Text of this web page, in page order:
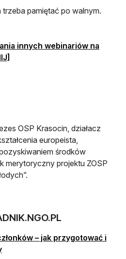
pamiętać po walnym.
innych webinariów na
OSP Krasocin, działacz
europeista,
środków
merytoryczny projektu ZOSP
– jak przygotować i